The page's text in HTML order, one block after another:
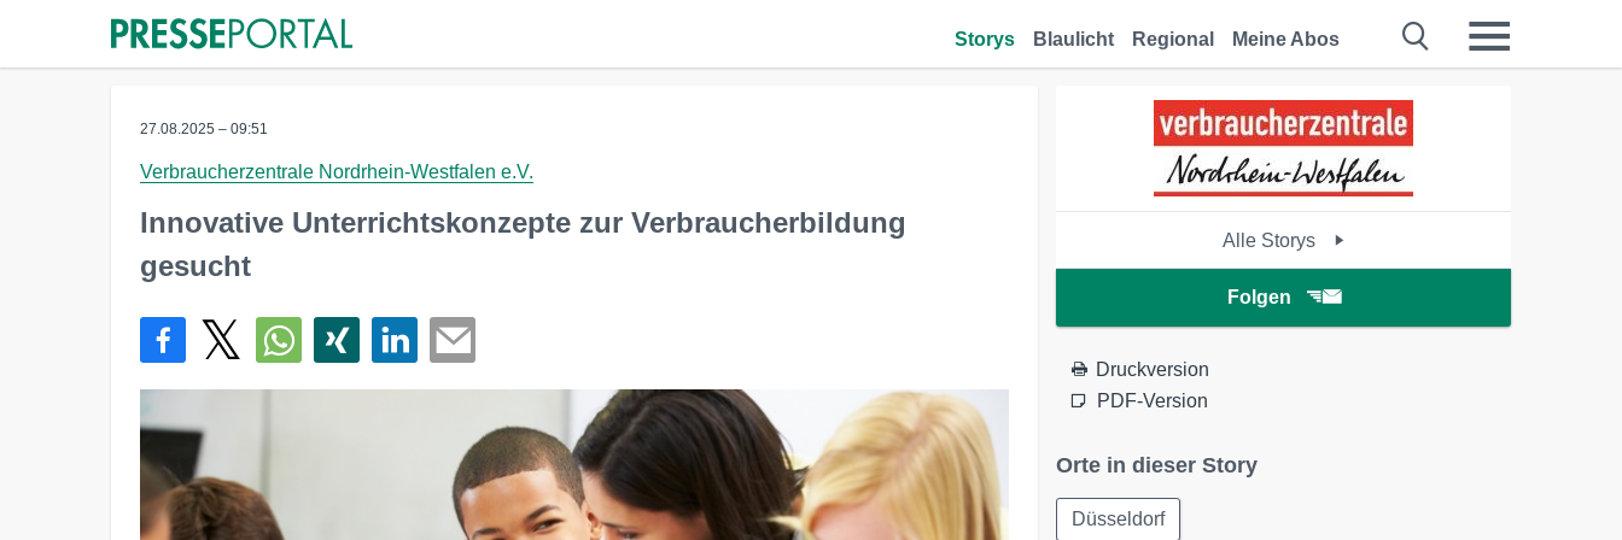
Storys Blaulicht Regional Meine Abos
27.08.2025 – 09:51
Verbraucherzentrale Nordrhein-Westfalen e.V.
Innovative Unterrichtskonzepte zur Verbraucherbildung
gesucht
Alle Storys
Folgen
Druckversion
PDF-Version
Orte in dieser Story
Düsseldorf